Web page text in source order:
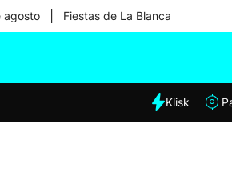
agosto Fiestas de La Blanca
Klisk